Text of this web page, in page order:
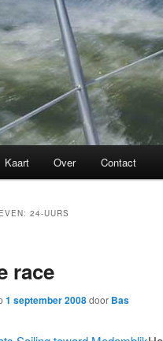
Kaart Over Contact
24-UURS
race
1 september 2008door Bas